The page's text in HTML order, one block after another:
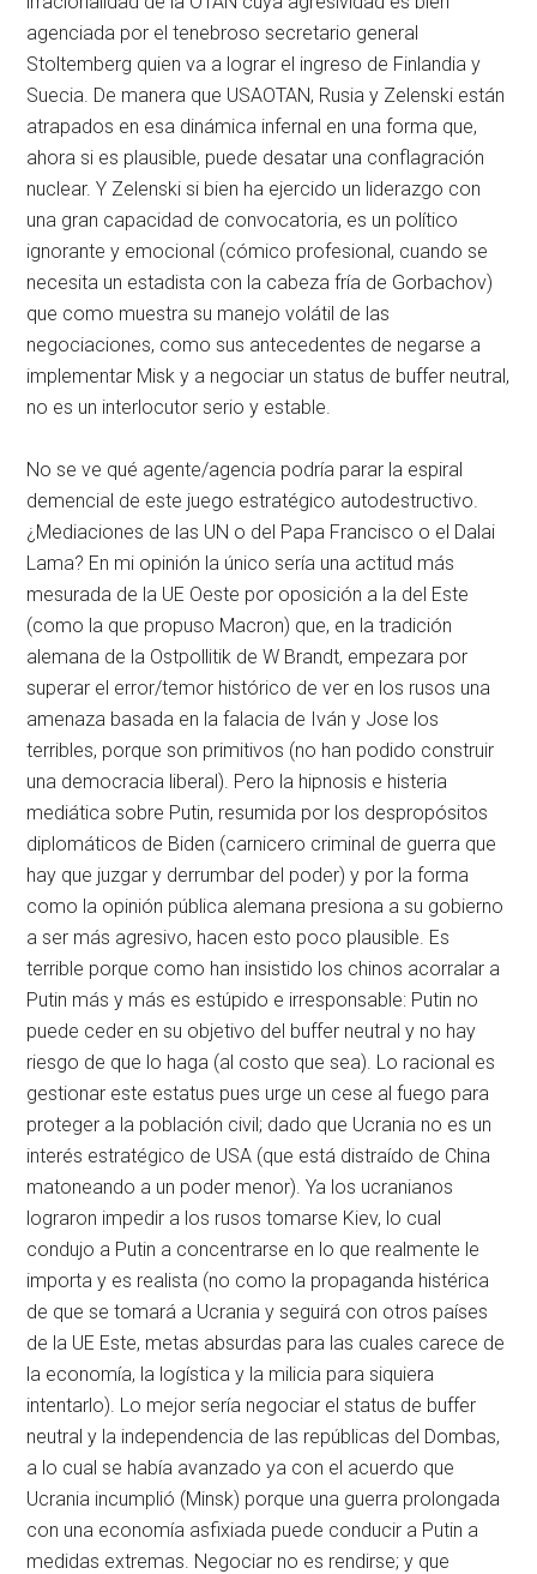
agenciada por el tenebroso secretario general
Stoltemberg quien va a lograr el ingreso de Finlandia y
Suecia. De manera que USAOTAN, Rusia y Zelenski están
atrapados en esa dinámica infernal en una forma que,
ahora si es plausible, puede desatar una conflagración
nuclear. Y Zelenski si bien ha ejercido un liderazgo con
una gran capacidad de convocatoria, es un político
ignorante y emocional (cómico profesional, cuando se
necesita un estadista con la cabeza fría de Gorbachov)
que como muestra su manejo volátil de las
negociaciones, como sus antecedentes de negarse a
implementar Misk y a negociar un status de buffer neutral,
no es un interlocutor serio y estable.
No se ve qué agente/agencia podría parar la espiral
demencial de este juego estratégico autodestructivo.
¿Mediaciones de las UN o del Papa Francisco o el Dalai
Lama? En mi opinión la único sería una actitud más
mesurada de la UE Oeste por oposición a la del Este
(como la que propuso Macron) que, en la tradición
alemana de la Ostpollitik de W Brandt, empezara por
superar el error/temor histórico de ver en los rusos una
amenaza basada en la falacia de Iván y Jose los
terribles, porque son primitivos (no han podido construir
una democracia liberal). Pero la hipnosis e histeria
mediática sobre Putin, resumida por los despropósitos
diplomáticos de Biden (carnicero criminal de guerra que
hay que juzgar y derrumbar del poder) y por la forma
como la opinión pública alemana presiona a su gobierno
a ser más agresivo, hacen esto poco plausible. Es
terrible porque como han insistido los chinos acorralar a
Putin más y más es estúpido e irresponsable: Putin no
puede ceder en su objetivo del buffer neutral y no hay
riesgo de que lo haga (al costo que sea). Lo racional es
gestionar este estatus pues urge un cese al fuego para
proteger a la población civil; dado que Ucrania no es un
interés estratégico de USA (que está distraído de China
matoneando a un poder menor). Ya los ucranianos
lograron impedir a los rusos tomarse Kiev, lo cual
condujo a Putin a concentrarse en lo que realmente le
importa y es realista (no como la propaganda histérica
de que se tomará a Ucrania y seguirá con otros países
de la UE Este, metas absurdas para las cuales carece de
la economía, la logística y la milicia para siquiera
intentarlo). Lo mejor sería negociar el status de buffer
neutral y la independencia de las repúblicas del Dombas,
a lo cual se había avanzado ya con el acuerdo que
Ucrania incumplió (Minsk) porque una guerra prolongada
con una economía asfixiada puede conducir a Putin a
medidas extremas. Negociar no es rendirse; y que